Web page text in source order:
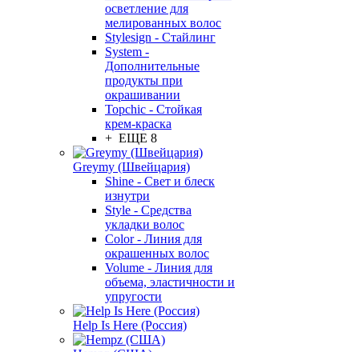
осветление для
мелированных волос
Stylesign - Стайлинг
System -
Дополнительные
продукты при
окрашивании
Topchic - Стойкая
крем-краска
+ ЕЩЕ 8
Greymy (Швейцария)
Shine - Свет и блеск
изнутри
Style - Средства
укладки волос
Color - Линия для
окрашенных волос
Volume - Линия для
объема, эластичности и
упругости
Help Is Here (Россия)